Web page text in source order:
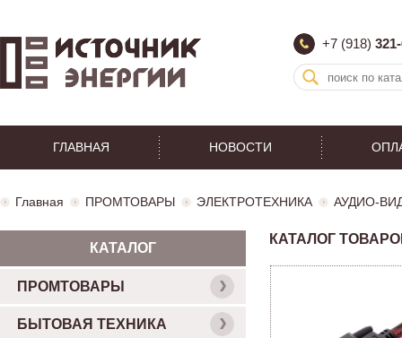
+7 (918)
ГЛАВНАЯ НОВОСТИ
Главная ПРОМТОВАРЫ ЭЛЕКТРОТЕХНИКА АУДИО-
КАТАЛОГ
КАТАЛОГ
ПРОМТОВАРЫ
БЫТОВАЯ ТЕХНИКА